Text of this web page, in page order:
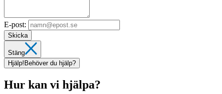
E-post:
Skicka
Stäng
Hjälp!Behöver du hjälp?
Hur kan vi hjälpa?